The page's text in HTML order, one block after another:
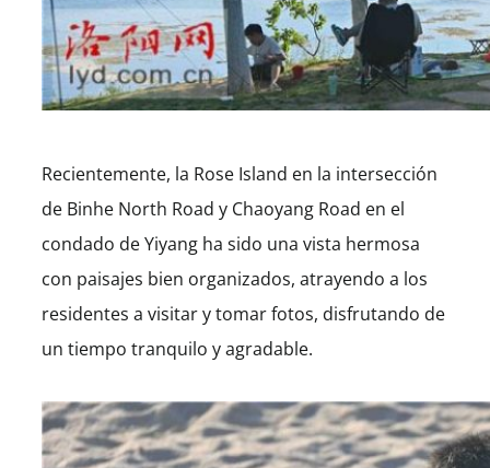
Recientemente, la Rose Island en la intersección
de Binhe North Road y Chaoyang Road en el
condado de Yiyang ha sido una vista hermosa
con paisajes bien organizados, atrayendo a los
residentes a visitar y tomar fotos, disfrutando de
un tiempo tranquilo y agradable.